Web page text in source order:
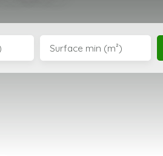
Surface min (m²)